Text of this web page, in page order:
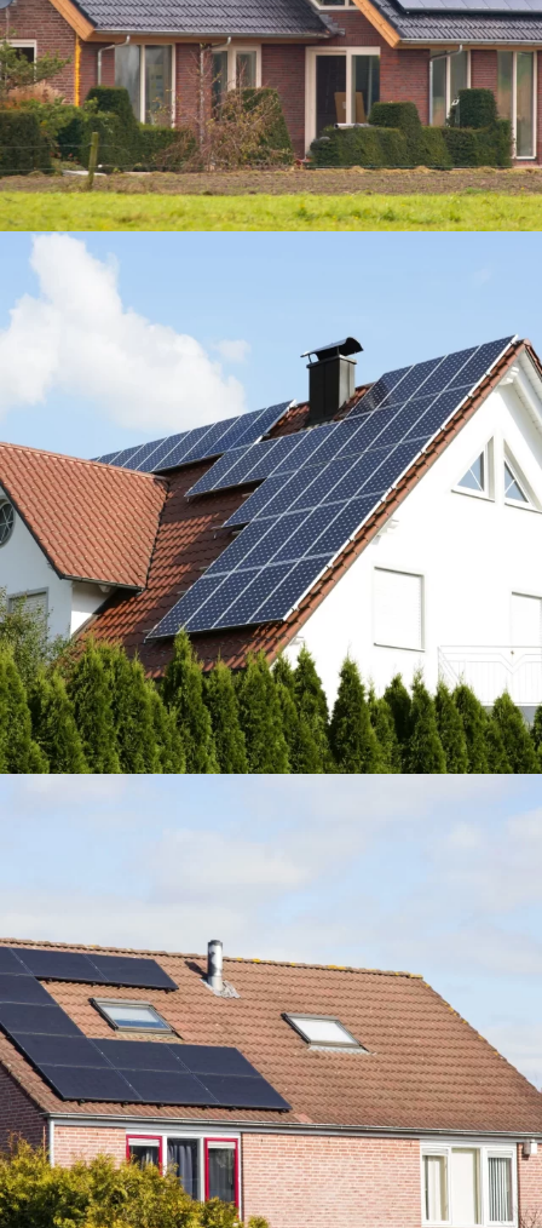
Verlaging energiefactuur met
€2.917/jaar
Schilde
36 QCELLS zonnepanelen Black/White
370 Wp
13.320 Wp vermogen
Jaarlijks 13,5 ton C02 besparing
Verlaging energiefactuur met
€2.930,40/jaar
Leuven
11 LONGI zonnepanelen full black 360
Wp
3.960 Wp vermogen
Jaarlijks 4 ton C02 besparing
Verlaging energiefactuur met
€1.069/jaar